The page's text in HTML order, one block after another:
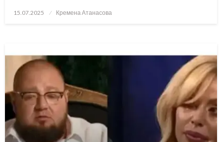
Posted
15.07.2025 Кремена Атанасова